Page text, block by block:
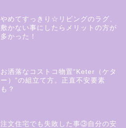
やめてすっきり☆リビングのラグ、
敷かない事にしたらメリットの方が
多かった！
お洒落なコストコ物置“Keter（ケタ
ー）”の組立て方。正直不安要素
も？
注文住宅でも失敗した事③自分の安